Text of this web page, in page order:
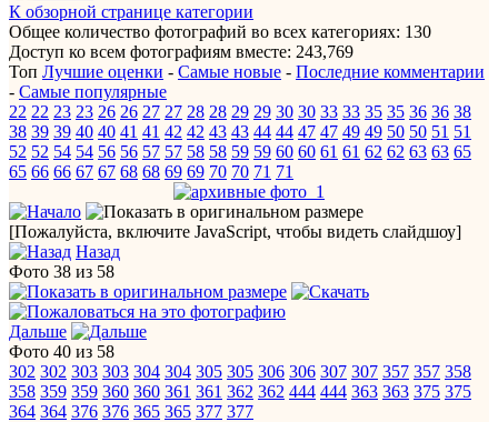
К обзорной странице категории
Общее количество фотографий во всех категориях: 130
Доступ ко всем фотографиям вместе: 243,769
Топ Лучшие оценки - Самые новые - Последние комментарии
- Самые популярные
22 22 23 23 26 26 27 27 28 28 29 29 30 30 33 33 35 35 36 36 38
38 39 39 40 40 41 41 42 42 43 43 44 44 47 47 49 49 50 50 51 51
52 52 54 54 56 56 57 57 58 58 59 59 60 60 61 61 62 62 63 63 65
65 66 66 67 67 68 68 69 69 70 70 71 71
[Пожалуйста, включите JavaScript, чтобы видеть слайдшоу]
Назад
Фото 38 из 58
Дальше
Фото 40 из 58
302 302 303 303 304 304 305 305 306 306 307 307 357 357 358
358 359 359 360 360 361 361 362 362 444 444 363 363 375 375
364 364 376 376 365 365 377 377